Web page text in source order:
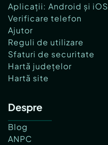
Aplicații: Android și iOS
Verificare telefon
Ajutor
Reguli de utilizare
Sfaturi de securitate
Hartă județelor
Hartă site
Despre
Blog
ANPC